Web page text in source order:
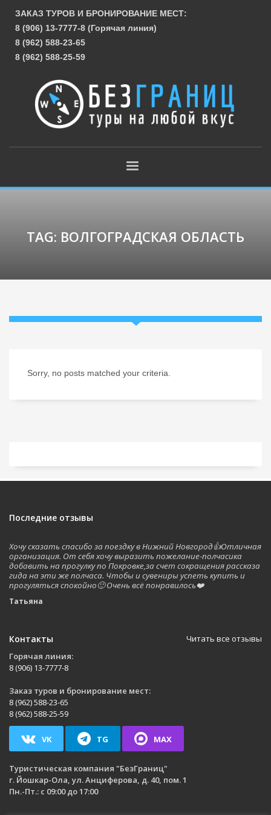
ЗАКАЗ ТУРОВ И БРОНИРОВАНИЕ МЕСТ:
8 (906) 13-7777-8 (Горячая линия)
8 (962) 588-23-65
8 (962) 588-25-59
TAG: ВОЛГОГРАДСКАЯ ОБЛАСТЬ
Sorry, no posts matched your criteria.
Последние отзывы
Хочу сказать спасибо за поездку в Нижний Новгород👍Отличная
организация. От себя хочу выразить пожелание-полчасика
добавить на прогулку по Покровке,за счет сокращения рассказа
гида на эти же полчаса. Чтобы и сувениры успеть купить и
прогуляться спокойно🙂 Очень всё понравилось❤️
Татьяна
Читать все отзывы
Контакты
Горячая линия:
8 (906) 13-7777-8
Заказ туров и бронирование мест:
8 (962) 588-23-65
8 (962) 588-25-59
VK TG MAX
Туристическая компания "БезГраниц"
г. Йошкар-Ола, ул. Анциферова, д. 40, пом. 1
Пн.-Пт.: с 09:00 до 17:00